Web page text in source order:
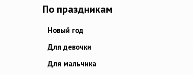
По праздникам
Новый год
Для девочки
Для мальчика